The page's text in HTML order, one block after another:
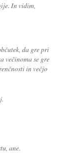
In vidim,
da gre pri
večinoma se gre
in večjo
ane.